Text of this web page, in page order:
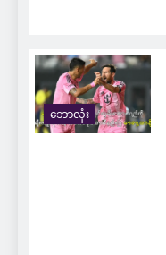
ဘောလုံး